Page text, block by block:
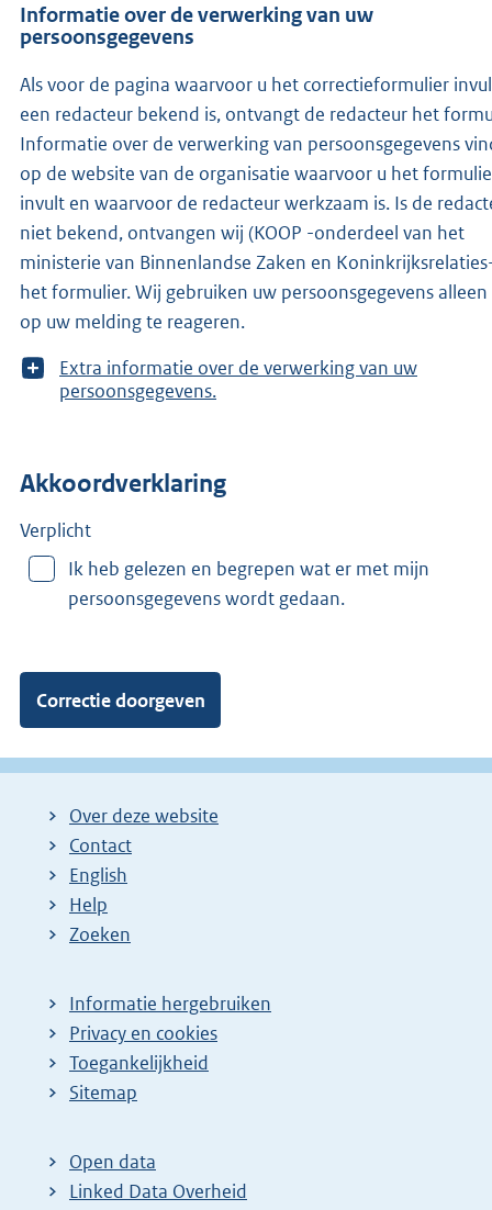
Informatie over de verwerking van uw
persoonsgegevens
Als voor de pagina waarvoor u het correctieformulier
een redacteur bekend is, ontvangt de redacteur het
Informatie over de verwerking van persoonsgegevens
op de website van de organisatie waarvoor u het
invult en waarvoor de redacteur werkzaam is. Is de redacteur
niet bekend, ontvangen wij (KOOP -onderdeel van het
ministerie van Binnenlandse Zaken en
het formulier. Wij gebruiken uw persoonsgegevens
op uw melding te reageren.
T
o
e
r
n
Extra informatie over de verwerking van uw
persoonsgegevens.
Akkoordverklaring
Verplicht
Ik heb gelezen en begrepen wat er met mijn
persoonsgegevens wordt gedaan.
Over deze website
Contact
English
Help
Zoeken
Informatie hergebruiken
Privacy en cookies
Toegankelijkheid
Sitemap
Open data
Linked Data Overheid